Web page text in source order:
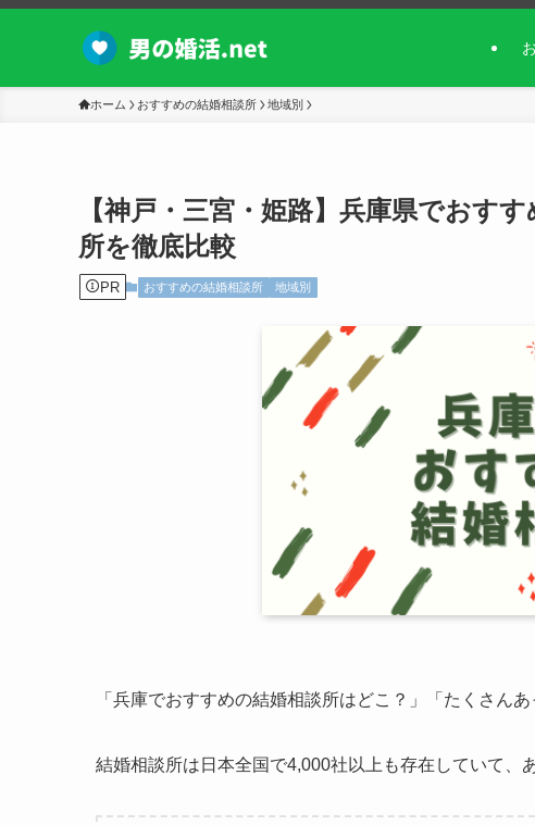
ホーム おすすめの結婚相談所 地域別
【神戸・三宮・姫路】兵庫県でおす
所を徹底比較
PR おすすめの結婚相談所 地域別
「兵庫でおすすめの結婚相談所はどこ？」「たくさん
結婚相談所は日本全国で4,000社以上も存在していて、